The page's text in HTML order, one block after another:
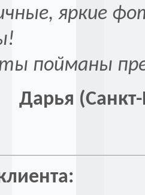
яркие
пойманы
Дарья (Санкт-